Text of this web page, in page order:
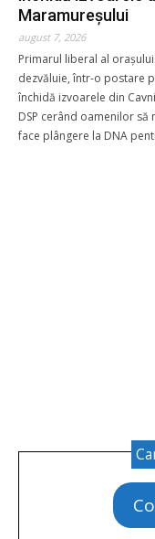
Maramureşului
august 7, 2026
Primarul liberal al
dezvăluie, într-o postare
închidă izvoarele din
DSP cerând oamenilor să
face plângere la DNA